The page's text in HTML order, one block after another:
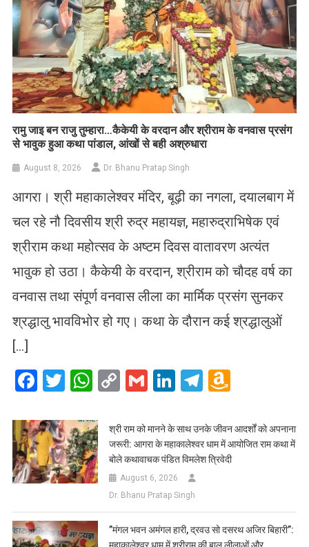
रामु जाइ बन राजु तुम्हारा…कैकेयी के वरदान और श्रीराम के वनवास प्रसंग
से भावुक हुआ कथा पांडाल, आंखों से बही अश्रुधारा
August 8, 2026 Dr. Bhanu Pratap Singh
आगरा। श्री महाकालेश्वर मंदिर, बूढ़ी का नगला, दयालबाग में
चल रहे नौ दिवसीय श्री रुद्र महायज्ञ, महारुद्राभिषेक एवं
श्रीराम कथा महोत्सव के अष्टम दिवस वातावरण अत्यंत
भावुक हो उठा। कैकेयी के वरदान, श्रीराम को चौदह वर्ष का
वनवास तथा संपूर्ण वनवास लीला का मार्मिक प्रसंग सुनकर
श्रद्धालु भावविभोर हो गए। कथा के दौरान कई श्रद्धालुओं
[…]
Facebook
Twitter
WhatsApp
CopyGmailLinkedIn
Telegram
List
​श्री राम को मानने के साथ उनके जीवन आदर्शों को अपनाना
जरूरी: आगरा के महाकालेश्वर धाम में आयोजित राम कथा में
बोले कथावाचक पंडित विमलेश त्रिवेदी
August 6, 2026
Dr. Bhanu Pratap Singh
​”मंगल भवन अमंगल हारी, द्रवउ सो दसरथ अजिर बिहारी”:
महाकालेश्वर धाम में श्रीराम की बाल लीलाओं और